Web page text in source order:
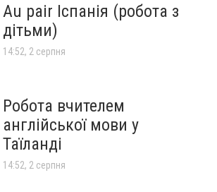
Au pair Іспанія (робота з
дітьми)
14:52, 2 серпня
Робота вчителем
англійської мови у
Таїланді
14:52, 2 серпня